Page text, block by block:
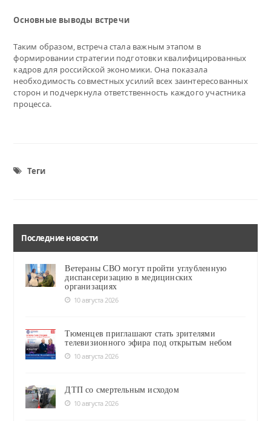
Основные выводы встречи
Таким образом, встреча стала важным этапом в
формировании стратегии подготовки квалифицированных
кадров для российской экономики. Она показала
необходимость совместных усилий всех заинтересованных
сторон и подчеркнула ответственность каждого участника
процесса.
Теги
Последние новости
Ветераны СВО могут пройти углубленную
диспансеризацию в медицинских
организациях
10 августа 2026
Тюменцев приглашают стать зрителями
телевизионного эфира под открытым небом
10 августа 2026
ДТП со смертельным исходом
10 августа 2026